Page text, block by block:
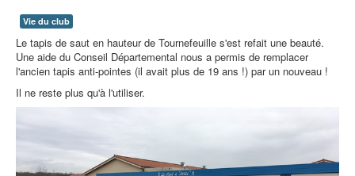
Vie du club
Le tapis de saut en hauteur de Tournefeuille s'est refait une beauté.
Une aide du Conseil Départemental nous a permis de remplacer
l'ancien tapis anti-pointes (il avait plus de 19 ans !) par un nouveau !
Il ne reste plus qu'à l'utiliser.